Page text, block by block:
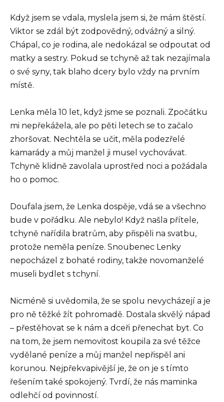
Když jsem se vdala, myslela jsem si, že mám štěstí.
Viktor se zdál být zodpovědný, odvážný a silný.
Chápal, co je rodina, ale nedokázal se odpoutat od
matky a sestry. Pokud se tchyně až tak nezajímala
o své syny, tak blaho dcery bylo vždy na prvním
místě.
Lenka měla 10 let, když jsme se poznali. Zpočátku
mi nepřekážela, ale po pěti letech se to začalo
zhoršovat. Nechtěla se učit, měla podezřelé
kamarády a můj manžel ji musel vychovávat.
Tchyně klidně zavolala uprostřed noci a požádala
ho o pomoc.
Doufala jsem, že Lenka dospěje, vdá se a všechno
bude v pořádku. Ale nebylo! Když našla přítele,
tchyně nařídila bratrům, aby přispěli na svatbu,
protože neměla peníze. Snoubenec Lenky
nepocházel z bohaté rodiny, takže novomanželé
museli bydlet s tchyní.
Nicméně si uvědomila, že se spolu nevycházejí a je
pro ně těžké žít pohromadě. Dostala skvělý nápad
– přestěhovat se k nám a dceři přenechat byt. Co
na tom, že jsem nemovitost koupila za své těžce
vydělané peníze a můj manžel nepřispěl ani
korunou. Nejpřekvapivější je, že on je s tímto
řešením také spokojený. Tvrdí, že nás maminka
odlehčí od povinností.